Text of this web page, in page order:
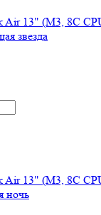
Air 13" (M3, 8C
звезда
Air 13" (M3, 8C
ночь